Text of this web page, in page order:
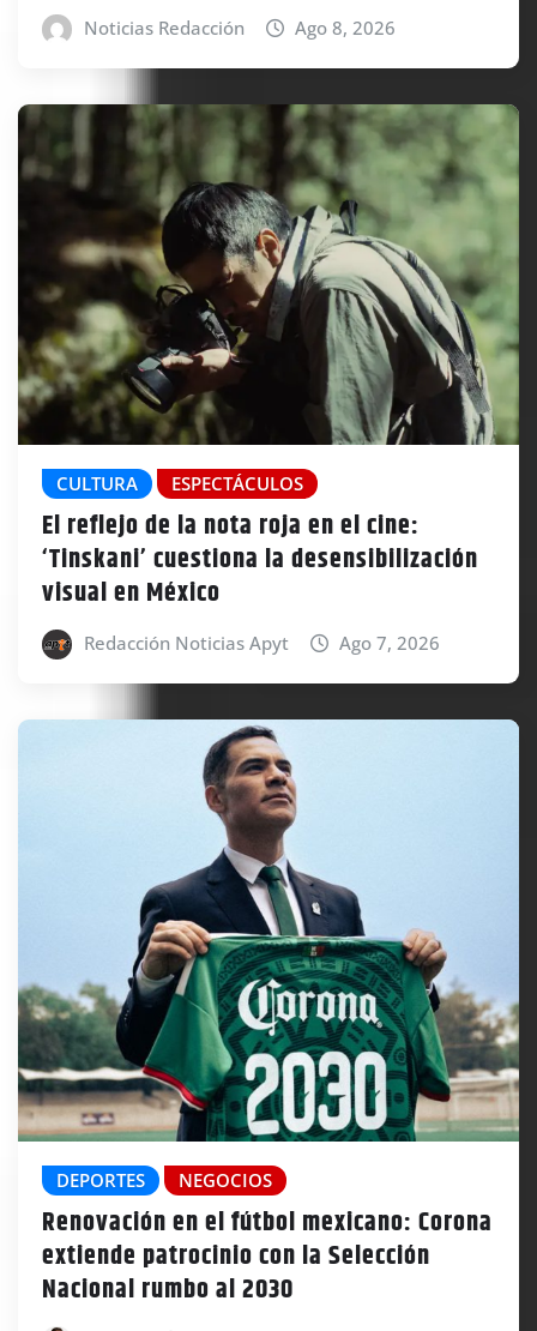
Noticias Redacción Ago 8, 2026
CULTURA ESPECTÁCULOS
El reflejo de la nota roja en el cine:
‘Tinskani’ cuestiona la desensibilización
visual en México
Redacción Noticias Apyt Ago 7, 2026
DEPORTES NEGOCIOS
Renovación en el fútbol mexicano: Corona
extiende patrocinio con la Selección
Nacional rumbo al 2030